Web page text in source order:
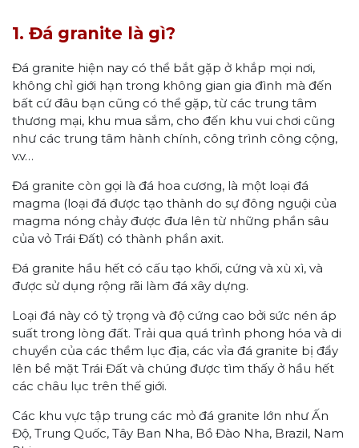
1. Đá granite là gì?
Đá granite hiện nay có thể bắt gặp ở khắp mọi nơi,
không chỉ giới hạn trong không gian gia đình mà đến
bất cứ đâu bạn cũng có thể gặp, từ các trung tâm
thương mại, khu mua sắm, cho đến khu vui chơi cũng
như các trung tâm hành chính, công trình công cộng,
v.v…
Đá granite còn gọi là đá hoa cương, là một loại đá
magma (loại đá được tạo thành do sự đông nguội của
magma nóng chảy được đưa lên từ những phần sâu
của vỏ Trái Đất) có thành phần axit.
Đá granite hầu hết có cấu tạo khối, cứng và xù xì, và
được sử dụng rộng rãi làm đá xây dựng.
Loại đá này có tỷ trọng và độ cứng cao bởi sức nén áp
suất trong lòng đất. Trải qua quá trình phong hóa và di
chuyển của các thềm lục địa, các vỉa đá granite bị đẩy
lên bề mặt Trái Đất và chúng được tìm thấy ở hầu hết
các châu lục trên thế giới.
Các khu vực tập trung các mỏ đá granite lớn như Ấn
Độ, Trung Quốc, Tây Ban Nha, Bồ Đào Nha, Brazil, Nam